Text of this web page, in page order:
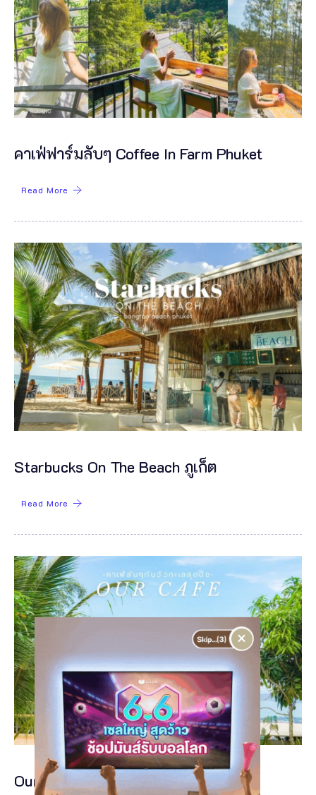
คาเฟ่ฟาร์มลับๆ Coffee In Farm Phuket
Read More
Starbucks On The Beach ภูเก็ต
Read More
Our Cafe ฉลอง ภูเก็ต
×